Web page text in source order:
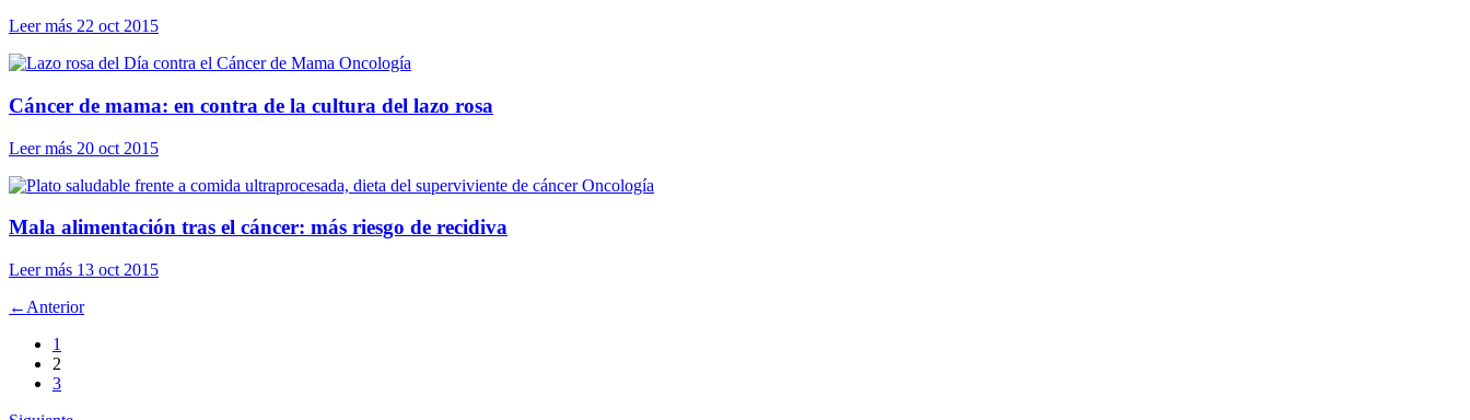
Leer más 22 oct 2015
Oncología
Cáncer de mama: en contra de la cultura del lazo rosa
Leer más 20 oct 2015
Oncología
Mala alimentación tras el cáncer: más riesgo de recidiva
Leer más 13 oct 2015
← Anterior
1
2
3